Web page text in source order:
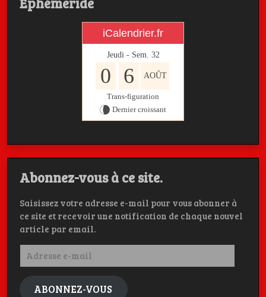
iCalendrier.fr
Jeudi - Sem. 32
0 6 AOÛT
Trans-figuration
Dernier croissant
Abonnez-vous à ce site.
Saisissez votre adresse e-mail pour vous abonner à
ce site et recevoir une notification de chaque nouvel
article par email.
Adresse
mail
ABONNEZ-VOUS